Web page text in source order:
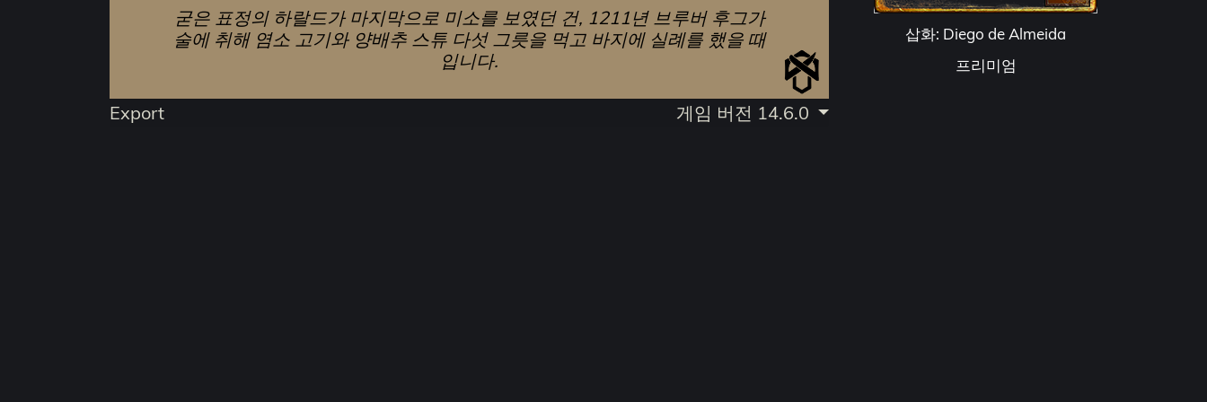
굳은 표정의 하랄드가 마지막으로 미소를 보였던 건, 1211년 브루버 후그가
술에 취해 염소 고기와 양배추 스튜 다섯 그릇을 먹고 바지에 실례를 했을 때
입니다.
Export 게임 버전 14.6.0
삽화: Diego de Almeida
프리미엄